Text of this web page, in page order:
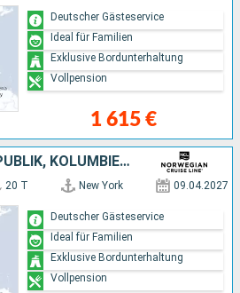
1 615 €
Deutscher Gästeservice
Ideal für Familien
Exklusive Bordunterhaltung
Vollpension
DOMINIKANISCHE REPUBLIK, KOLUMBIEN, PANAMA, PUERTO RICO, GUATEMALA, MEXIKO, VEREINIGTE STAATEN VON AMERIKA
20 T New York 09.04.2027
Deutscher Gästeservice
Ideal für Familien
Exklusive Bordunterhaltung
Vollpension